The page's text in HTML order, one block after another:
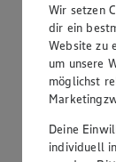
hell
Wir setzen
dir ein
Website zu
um unsere
möglichst
Deine
individuell